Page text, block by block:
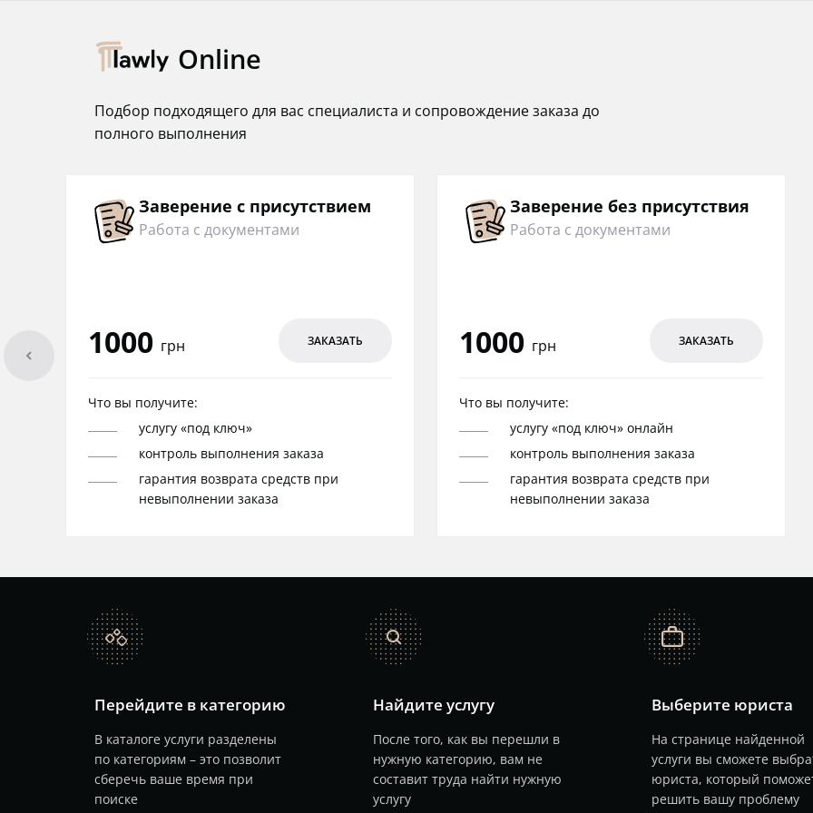
Online
Подбор подходящего для вас специалиста и сопровождение заказа до
полного выполнения
Заверение с присутствием
Работа с документами
1000 грн ЗАКАЗАТЬ
Что вы получите:
услугу «под ключ»
контроль выполнения заказа
гарантия возврата средств при
невыполнении заказа
Заверение без присутствия
Работа с документами
1000 грн ЗАКАЗАТЬ
Что вы получите:
услугу «под ключ» онлайн
контроль выполнения заказа
гарантия возврата средств при
невыполнении заказа
arrowleft
catalog
Перейдите в категорию
В каталоге услуги разделены
по категориям – это позволит
сберечь ваше время при
поиске
search
Найдите услугу
После того, как вы перешли в
нужную категорию, вам не
составит труда найти нужную
услугу
job
Выберите юриста
На странице найденной
услуги вы сможете
юриста, который
решить вашу проблему